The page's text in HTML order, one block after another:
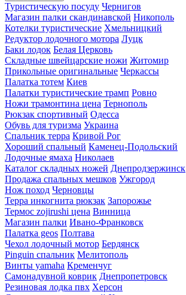
Туристическую посуду Чернигов
Магазин палки скандинавской Никополь
Котелки туристические Хмельницкий
Редуктор лодочного мотора Луцк
Баки лодок Белая Церковь
Складные швейцарские ножи Житомир
Прикольные оригинальные Черкассы
Палатка тотем Киев
Палатки туристические трамп Ровно
Ножи трамонтина цена Тернополь
Рюкзак спортивный Одесса
Обувь для туризма Украина
Спальник терра Кривой Рог
Хороший спальный Каменец-Подольский
Лодочные ямаха Николаев
Каталог складных ножей Днепродзержинск
Продажа спальных мешков Ужгород
Нож поход Черновцы
Терра инкогнита рюкзак Запорожье
Термос zojirushi цена Винница
Магазин палки Ивано-Франковск
Палатка geos Полтава
Чехол лодочный мотор Бердянск
Pinguin спальник Мелитополь
Винты yamaha Кременчуг
Самонадувной коврик Днепропетровск
Резиновая лодка пвх Херсон